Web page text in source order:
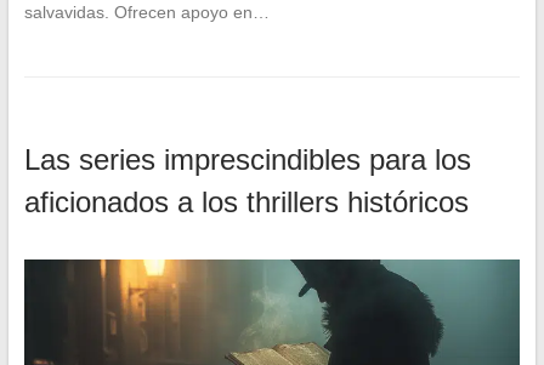
salvavidas. Ofrecen apoyo en…
Las series imprescindibles para los
aficionados a los thrillers históricos